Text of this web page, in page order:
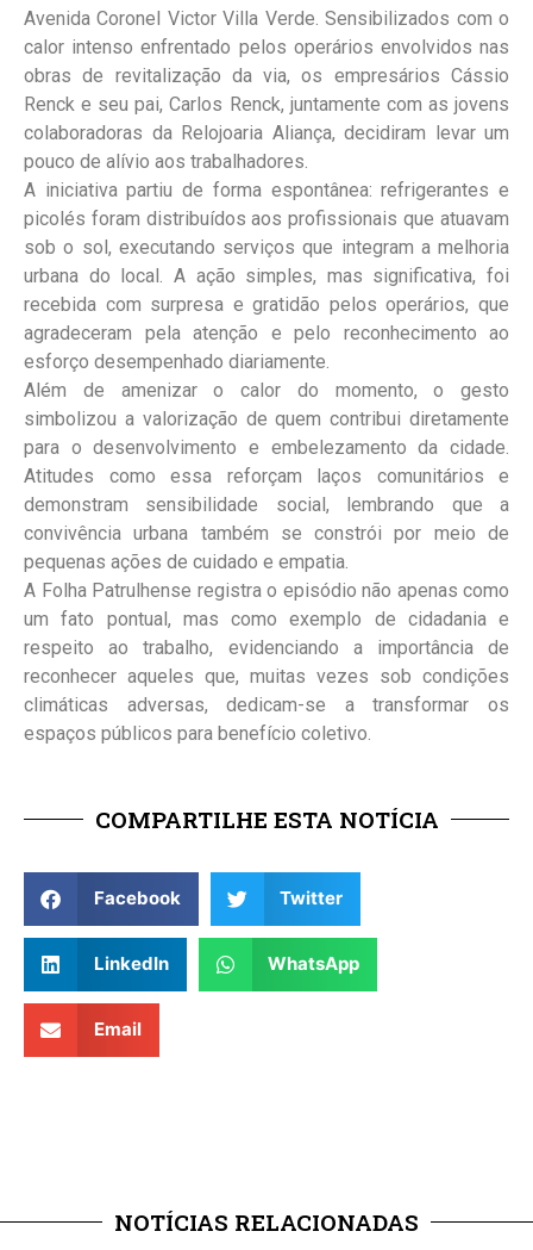
Avenida Coronel Victor Villa Verde. Sensibilizados com o
calor intenso enfrentado pelos operários envolvidos nas
obras de revitalização da via, os empresários Cássio
Renck e seu pai, Carlos Renck, juntamente com as jovens
colaboradoras da Relojoaria Aliança, decidiram levar um
pouco de alívio aos trabalhadores.
A iniciativa partiu de forma espontânea: refrigerantes e
picolés foram distribuídos aos profissionais que atuavam
sob o sol, executando serviços que integram a melhoria
urbana do local. A ação simples, mas significativa, foi
recebida com surpresa e gratidão pelos operários, que
agradeceram pela atenção e pelo reconhecimento ao
esforço desempenhado diariamente.
Além de amenizar o calor do momento, o gesto
simbolizou a valorização de quem contribui diretamente
para o desenvolvimento e embelezamento da cidade.
Atitudes como essa reforçam laços comunitários e
demonstram sensibilidade social, lembrando que a
convivência urbana também se constrói por meio de
pequenas ações de cuidado e empatia.
A Folha Patrulhense registra o episódio não apenas como
um fato pontual, mas como exemplo de cidadania e
respeito ao trabalho, evidenciando a importância de
reconhecer aqueles que, muitas vezes sob condições
climáticas adversas, dedicam-se a transformar os
espaços públicos para benefício coletivo.
COMPARTILHE ESTA NOTÍCIA
Facebook Twitter
LinkedIn WhatsApp
Email
NOTÍCIAS RELACIONADAS